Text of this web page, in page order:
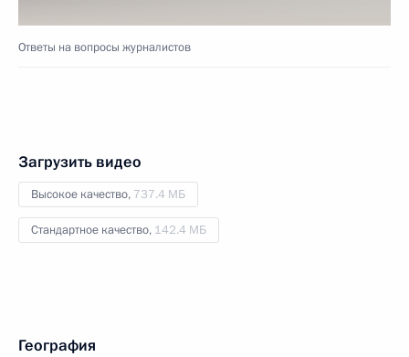
Ответы на вопросы журналистов
Загрузить видео
Высокое качество, 737.4 МБ
Стандартное качество, 142.4 МБ
География